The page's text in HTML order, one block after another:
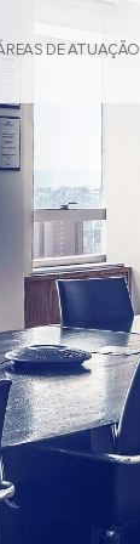
DE ATUAÇÃO